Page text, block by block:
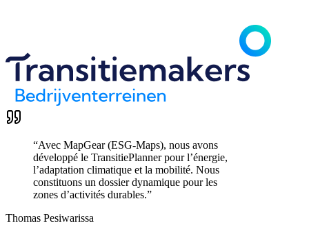
“Avec MapGear (ESG-Maps), nous avons
développé le TransitiePlanner pour l’énergie,
l’adaptation climatique et la mobilité. Nous
constituons un dossier dynamique pour les
zones d’activités durables.”
Thomas Pesiwarissa